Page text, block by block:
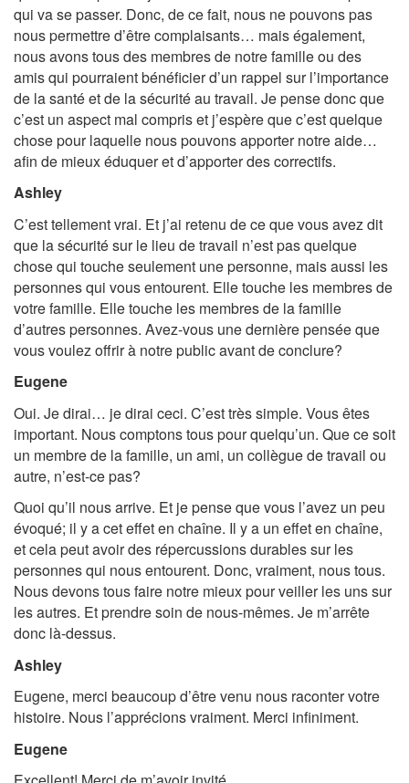
qui va se passer. Donc, de ce fait, nous ne pouvons pas
nous permettre d’être complaisants… mais également,
nous avons tous des membres de notre famille ou des
amis qui pourraient bénéficier d’un rappel sur l’importance
de la santé et de la sécurité au travail. Je pense donc que
c’est un aspect mal compris et j’espère que c’est quelque
chose pour laquelle nous pouvons apporter notre aide…
afin de mieux éduquer et d’apporter des correctifs.
Ashley
C’est tellement vrai. Et j’ai retenu de ce que vous avez dit
que la sécurité sur le lieu de travail n’est pas quelque
chose qui touche seulement une personne, mais aussi les
personnes qui vous entourent. Elle touche les membres de
votre famille. Elle touche les membres de la famille
d’autres personnes. Avez-vous une dernière pensée que
vous voulez offrir à notre public avant de conclure?
Eugene
Oui. Je dirai… je dirai ceci. C’est très simple. Vous êtes
important. Nous comptons tous pour quelqu’un. Que ce soit
un membre de la famille, un ami, un collègue de travail ou
autre, n’est-ce pas?
Quoi qu’il nous arrive. Et je pense que vous l’avez un peu
évoqué; il y a cet effet en chaîne. Il y a un effet en chaîne,
et cela peut avoir des répercussions durables sur les
personnes qui nous entourent. Donc, vraiment, nous tous.
Nous devons tous faire notre mieux pour veiller les uns sur
les autres. Et prendre soin de nous-mêmes. Je m’arrête
donc là-dessus.
Ashley
Eugene, merci beaucoup d’être venu nous raconter votre
histoire. Nous l’apprécions vraiment. Merci infiniment.
Eugene